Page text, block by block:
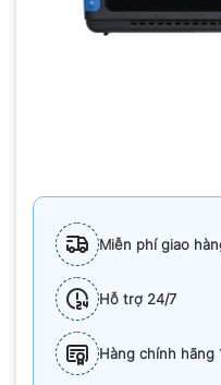
Miễn phí giao
Hỗ trợ 24/7
Hàng chính hãng